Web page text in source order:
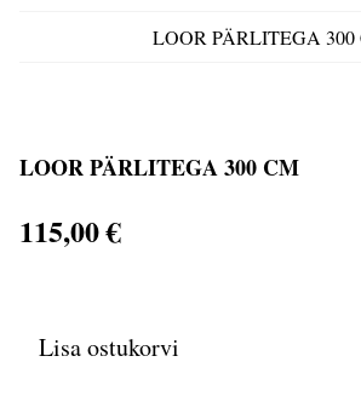
LOOR PÄRLITEGA 300
LOOR PÄRLITEGA 300 CM
115,00 €
Lisa ostukorvi